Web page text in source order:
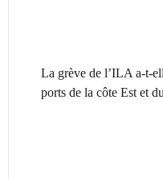
La grève de l’ILA a-t-
ports de la côte Est et